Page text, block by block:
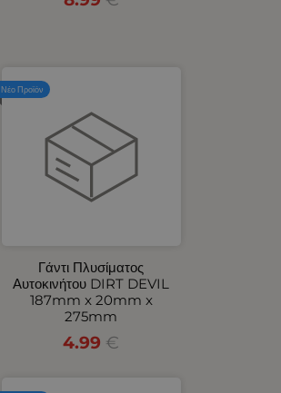
Γάντι Πλυσίματος
Αυτοκινήτου DIRT DEVIL
187mm x 20mm x
275mm
4.99 €
Νέο Προϊόν